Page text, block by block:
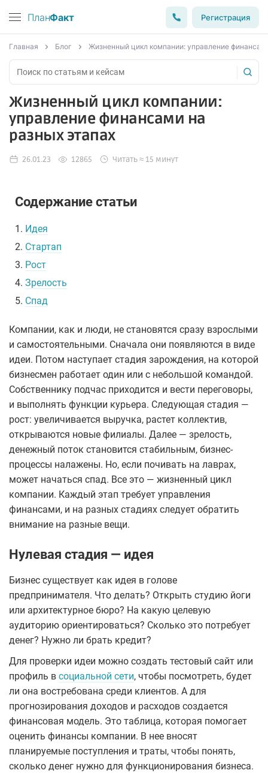
ПланФакт Регистрация
Главная Блог Жизненный цикл компании: управление
Жизненный цикл компании:
управление финансами на
разных этапах
26.01.23 12865 Читать ≈ 15 минут
Содержание статьи
1. Идея
2. Стартап
3. Рост
4. Зрелость
5. Спад
Компании, как и люди, не становятся сразу взрослыми
и самостоятельными. Сначала они появляются в виде
идеи. Потом наступает стадия зарождения, на которой
бизнесмен работает один или с небольшой командой.
Собственнику подчас приходится и вести переговоры,
и выполнять функции курьера. Следующая стадия —
рост: увеличивается выручка, растет коллектив,
открываются новые филиалы. Далее — зрелость,
денежный поток становится стабильным, бизнес-
процессы налажены. Но, если почивать на лаврах,
может начаться спад. Все это — жизненный цикл
компании. Каждый этап требует управления
финансами, и на разных стадиях следует обратить
внимание на разные вещи.
Нулевая стадия — идея
Бизнес существует как идея в голове
предпринимателя. Что делать? Открыть студию йоги
или архитектурное бюро? На какую целевую
аудиторию ориентироваться? Сколько это потребует
денег? Нужно ли брать кредит?
Для проверки идеи можно создать тестовый сайт или
профиль в социальной сети, чтобы посмотреть, будет
ли она востребована среди клиентов. А для
прогнозирования доходов и расходов создается
финансовая модель. Это таблица, которая помогает
оценить финансы компании. В нее вносят
планируемые поступления и траты, чтобы понять,
сколько денег нужно для функционирования бизнеса.